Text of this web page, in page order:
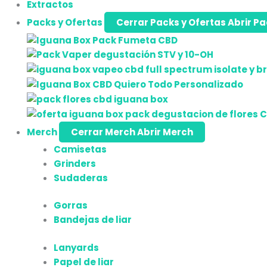
Extractos
Packs y Ofertas
Cerrar Packs y OfertasAbrir
Merch Cerrar MerchAbrir Merch
Camisetas
Grinders
Sudaderas
Gorras
Bandejas de liar
Lanyards
Papel de liar